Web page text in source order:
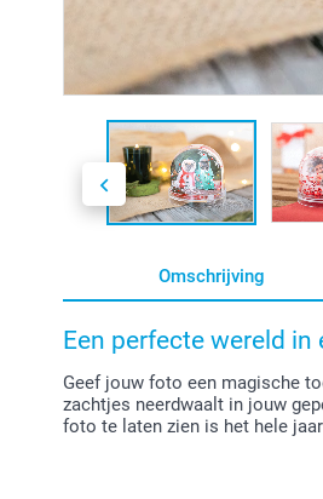
Omschrijving
Een perfecte wereld
Geef jouw foto een magische
zachtjes neerdwaalt in jouw
foto te laten zien is het hele